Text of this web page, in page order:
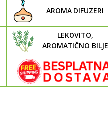
AROMA DIFUZERI
LEKOVITO,
AROMATIČNO BILJE